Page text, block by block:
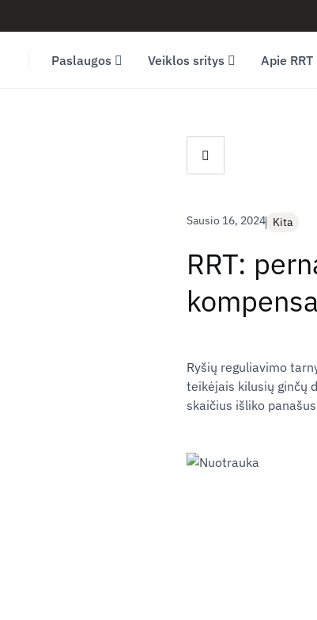
Paslaugos Veiklos sritys Apie RRT
Sausio 16, 2024 Kita
RRT:
Ryšių reguliavimo
teikėjais kilusių ginčų
skaičius išliko